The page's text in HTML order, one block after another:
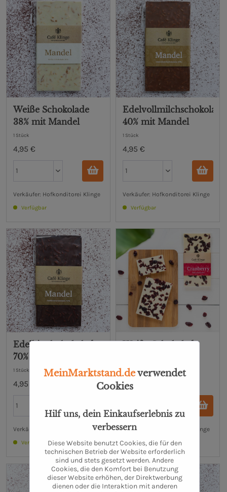
Weiße Schokolade
38% mit Mandel
1 Stück
4,95 €
Verkäufer: Hofkonditorei Klinge
Verfügbar
Edelvollmilchschokolade
40% mit Mandel
1 Stück
4,95 €
Verkäufer: Hofkonditorei Klinge
Verfügbar
Edelbittelschokolade
70% mit Mandel
1 Stück
4,95 €
Verkäufer: Hofkonditorei Klinge
Verfügbar
Weiße Schokolade
1 Stück
4,95 €
Verkäufer: Hofkonditorei Klinge
Verfügbar
MeinMarktstand.deverwendet
Cookies
Hilf uns, dein Einkaufserlebnis zu
verbessern
Diese Website benutzt Cookies, die für den
technischen Betrieb der Website erforderlich
sind und stets gesetzt werden. Andere
Cookies, die den Komfort bei Benutzung
dieser Website erhöhen, der Direktwerbung
dienen oder die Interaktion mit anderen